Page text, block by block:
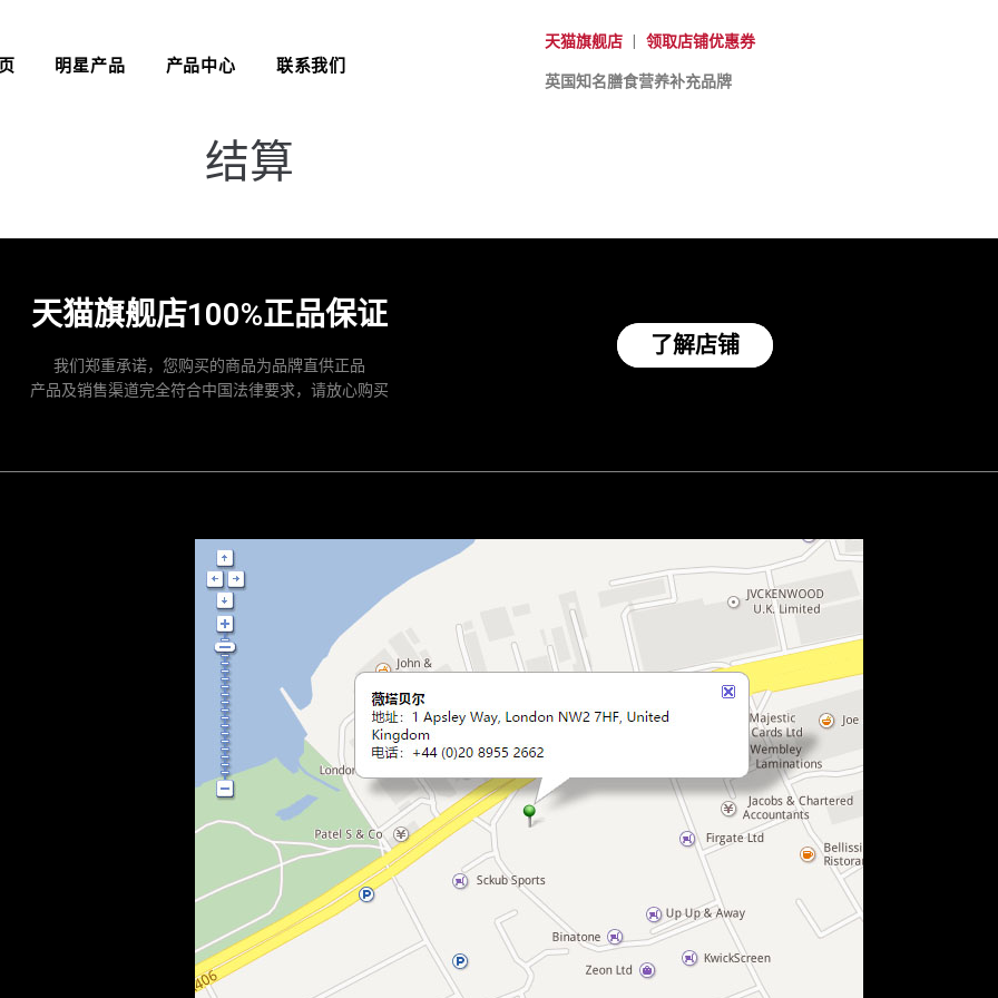
明星产品 产品中心 联系我们
天猫旗舰店| 领取店铺优惠券
英国知名膳食营养补充品牌
结算
天猫旗舰店100%正品保证
我们郑重承诺，您购买的商品为品牌直供正品
产品及销售渠道完全符合中国法律要求，请放心购买
了解店铺